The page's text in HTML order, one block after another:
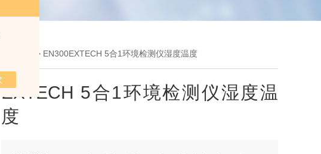
> EN300EXTECH 5合1环境检测仪湿度温度
EXTECH 5合1环境检测仪湿度温
度